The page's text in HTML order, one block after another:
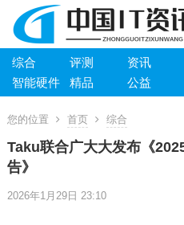
综合 评测 资讯
智能硬件
精品 公益
您的位置 首页 综合
Taku联合广大大发布《
告》
2026年1月29日 23:10